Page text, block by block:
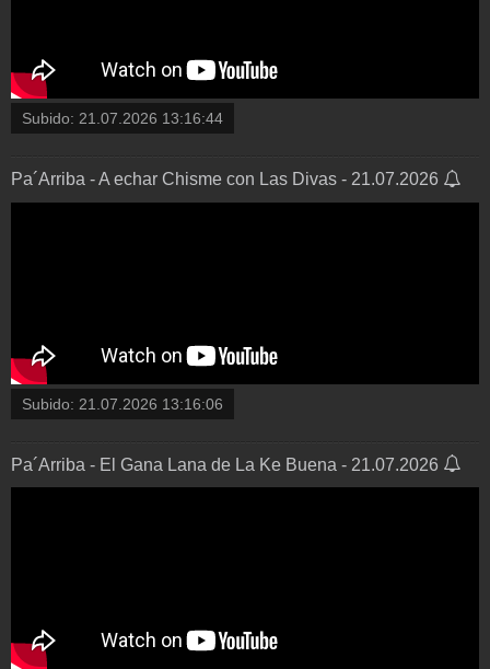
Subido: 21.07.2026 13:16:44
Pa´Arriba - A echar Chisme con Las Divas - 21.07.2026
Subido: 21.07.2026 13:16:06
Pa´Arriba - El Gana Lana de La Ke Buena - 21.07.2026